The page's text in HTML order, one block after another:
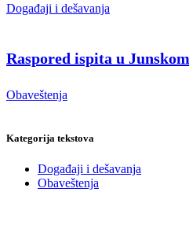
Događaji i dešavanja
Raspored ispita u
Obaveštenja
Kategorija tekstova
Događaji i dešavanja
Obaveštenja